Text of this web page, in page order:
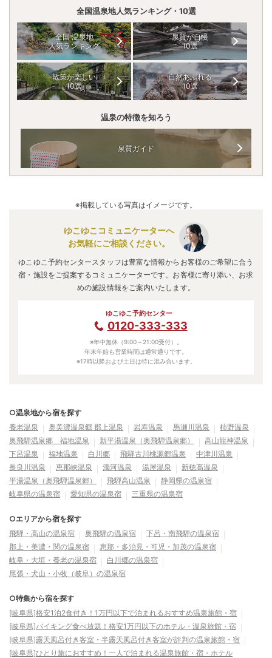
全国温泉地人気ランキング・10選
全国 温泉地
人気ランキング
泉質が自慢
10選
散策が楽しい
10選
自然あふれる
10選
温泉の特徴を知ろう
泉質ガイド
※掲載している写真はイメージです。
ゆこゆこコミュニケーターへ
お気軽にご相談ください。
ゆこゆこ予約センタースタッフは豊富な情報からお客様のご希望に合う
宿・施設をご提案するコミュニケーターです。お客様に寄り添い、お求
めの施設情報をご案内いたします。
ゆこゆこ予約センター
0120-333-333
※年中無休（9:00～21:00受付）。
年末年始も営業時間は通常通りです。
※17時以降および土日は特に混み合います。
○温泉地から宿を探す
養老温泉
奥美濃温泉郷 郡上温泉 岩寿温泉 馬瀬川温泉
柿野温泉
奥飛騨温泉郷 福地温泉
新平湯温泉（奥飛騨温泉郷）
高山龍神温泉
下呂温泉
福地温泉 白川郷 飛騨古川桃源郷温泉
中津川温泉
長良川温泉
恵那峡温泉 濁河温泉 湯屋温泉
新穂高温泉
平湯温泉（奥飛騨温泉郷）
飛騨高山温泉
静岡県の温泉宿
岐阜県の温泉宿
愛知県の温泉宿 三重県の温泉宿
○エリアから宿を探す
飛騨・高山の温泉宿
奥飛騨の温泉宿
下呂・南飛騨の温泉宿
郡上・美濃・関の温泉宿
恵那・多治見・可児・加茂の温泉宿
岐阜・大垣・養老の温泉宿
白川郷の温泉宿
尾張・犬山・小牧（岐阜）の温泉宿
○特集から宿を探す
[岐阜県]格安1泊2食付き！1万円以下で泊まれるおすすめ温泉旅館・宿
[岐阜県]バイキング食べ放題！格安1万円以下のホテル・温泉旅館・宿
[岐阜県]露天風呂付き客室・半露天風呂付き客室が評判の温泉旅館・宿
[岐阜県]ひとり旅におすすめ！一人で泊まれる温泉旅館・宿・ホテル